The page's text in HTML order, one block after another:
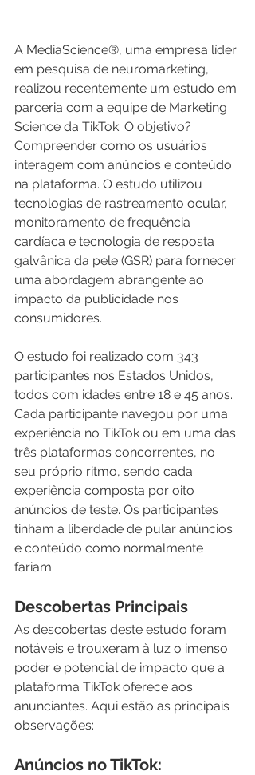
A MediaScience®, uma empresa líder
em pesquisa de neuromarketing,
realizou recentemente um estudo em
parceria com a equipe de Marketing
Science da TikTok. O objetivo?
Compreender como os usuários
interagem com anúncios e conteúdo
na plataforma. O estudo utilizou
tecnologias de rastreamento ocular,
monitoramento de frequência
cardíaca e tecnologia de resposta
galvânica da pele (GSR) para fornecer
uma abordagem abrangente ao
impacto da publicidade nos
consumidores.
O estudo foi realizado com 343
participantes nos Estados Unidos,
todos com idades entre 18 e 45 anos.
Cada participante navegou por uma
experiência no TikTok ou em uma das
três plataformas concorrentes, no
seu próprio ritmo, sendo cada
experiência composta por oito
anúncios de teste. Os participantes
tinham a liberdade de pular anúncios
e conteúdo como normalmente
fariam.
Descobertas Principais
As descobertas deste estudo foram
notáveis e trouxeram à luz o imenso
poder e potencial de impacto que a
plataforma TikTok oferece aos
anunciantes. Aqui estão as principais
observações:
Anúncios no TikTok: